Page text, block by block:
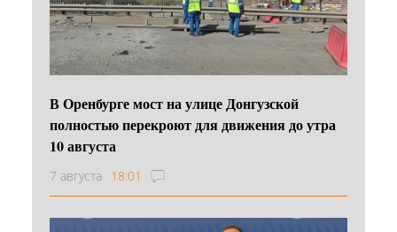
В Оренбурге мост на улице Донгузской
полностью перекроют для движения до утра
10 августа
7 августа 18:01